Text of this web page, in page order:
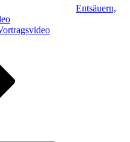
Entsäuern,